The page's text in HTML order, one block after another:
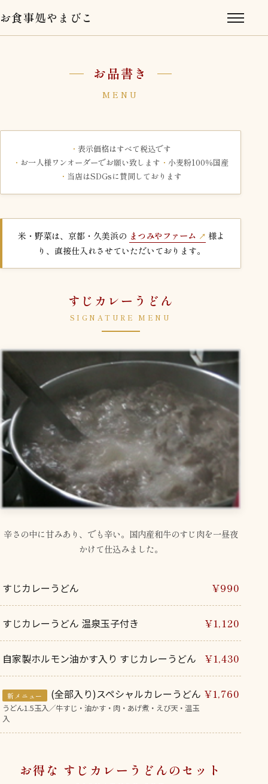
お食事処やまびこ
お品書き
MENU
表示価格はすべて税込です
お一人様ワンオーダーでお願い致します
小麦粉100％国産
当店はSDGsに賛同しております
米・野菜は、京都・久美浜の まつみやファーム
様よ
り、直接仕入れさせていただいております。
すじカレーうどん
SIGNATURE MENU
辛さの中に甘みあり、でも辛い。国内産和牛のすじ肉を一昼夜
かけて仕込みました。
すじカレーうどん ¥990
すじカレーうどん 温泉玉子付き ¥1,120
自家製ホルモン油かす入り すじカレーうどん ¥1,430
新メニュー (全部入り)スペシャルカレーうどん
うどん1.5玉入／牛すじ・油かす・肉・あげ煮・えび天・温玉
入
¥1,760
お得な すじカレーうどんのセット